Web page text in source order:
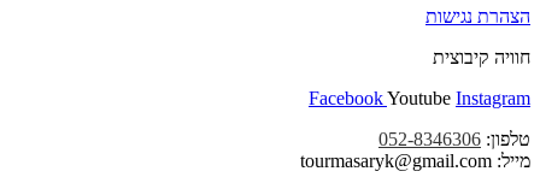
הצהרת נגישות
חוויה קיבוצית
FacebookYoutube Instagram
טלפון: 052-8346306
מייל: tourmasaryk@gmail.com